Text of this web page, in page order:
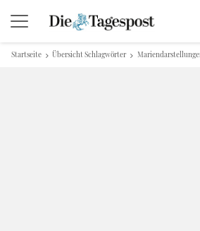
Startseite Übersicht Schlagwörter